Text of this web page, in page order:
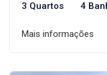
3 Quartos 4
Mais informações